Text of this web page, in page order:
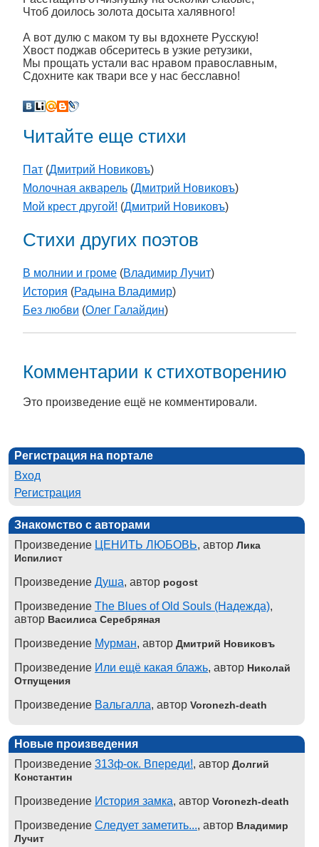
Чтоб доилось золота досыта халявного!
А вот дулю с маком ту вы вдохнете Русскую!
Хвост поджав обсеритесь в узкие ретузики,
Мы прощать устали вас нравом православным,
Сдохните как твари все у нас бесславно!
Читайте еще стихи
Пат (Дмитрий Новиковъ)
Молочная акварель (Дмитрий Новиковъ)
Мой крест другой! (Дмитрий Новиковъ)
Стихи других поэтов
В молнии и громе (Владимир Лучит)
История (Радына Владимир)
Без любви (Олег Галайдин)
Комментарии к стихотворению
Это произведение ещё не комментировали.
Регистрация на портале
Вход
Регистрация
Знакомство с авторами
Произведение ЦЕНИТЬ ЛЮБОВЬ, автор Лика
Испилист
Произведение Душа, автор pogost
Произведение The Blues of Old Souls (Надежда),
автор Василиса Серебряная
Произведение Мурман, автор Дмитрий Новиковъ
Произведение Или ещё какая блажь, автор Николай
Отпущения
Произведение Вальгалла, автор Voronezh-death
Новые произведения
Произведение 313ф-ок. Впереди!, автор Долгий
Константин
Произведение История замка, автор Voronezh-death
Произведение Следует заметить..., автор Владимир
Лучит